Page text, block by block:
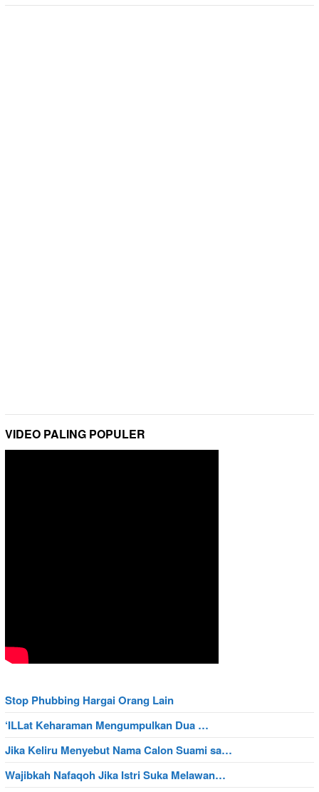
VIDEO PALING POPULER
Stop Phubbing Hargai Orang Lain
‘ILLat Keharaman Mengumpulkan Dua …
Jika Keliru Menyebut Nama Calon Suami sa…
Wajibkah Nafaqoh Jika Istri Suka Melawan…